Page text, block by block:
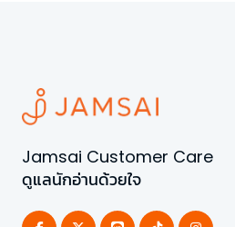
Jamsai Customer Care
ดูแลนักอ่านด้วยใจ